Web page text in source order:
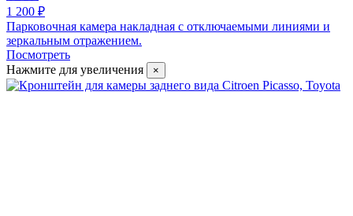
1 200 ₽
Парковочная камера накладная с отключаемыми линиями и
зеркальным отражением.
Посмотреть
Нажмите для увеличения
×